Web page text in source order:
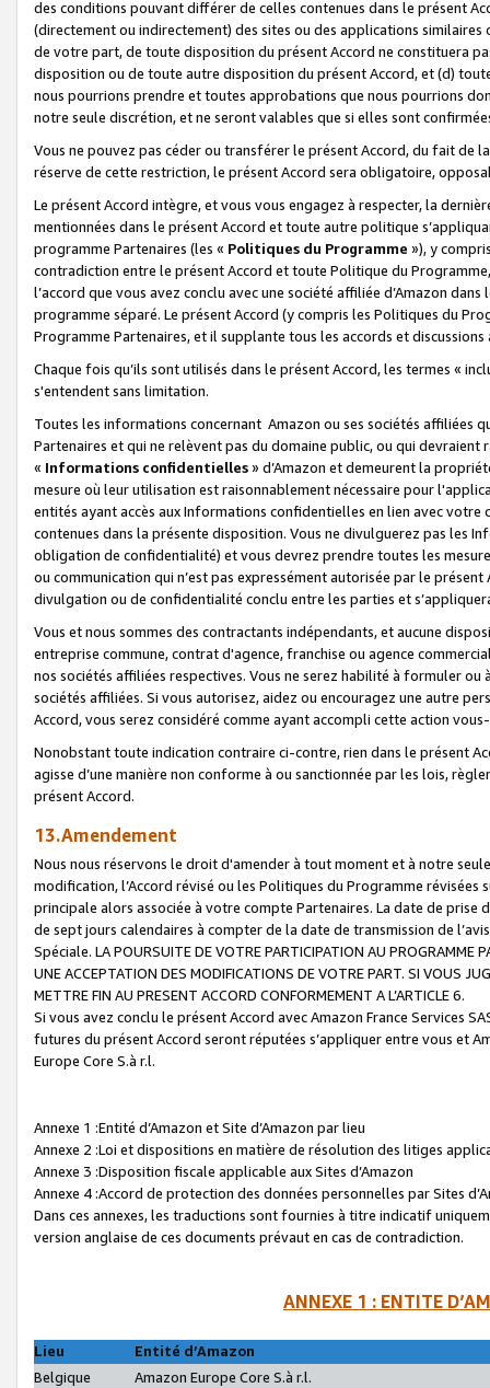
des conditions pouvant différer de celles contenues dans le présent
(directement ou indirectement) des sites ou des applications
de votre part, de toute disposition du présent Accord ne constituera
disposition ou de toute autre disposition du présent Accord, et (d)
nous pourrions prendre et toutes approbations que nous pourrions
notre seule discrétion, et ne seront valables que si elles sont
Vous ne pouvez pas céder ou transférer le présent Accord, du fait de
réserve de cette restriction, le présent Accord sera obligatoire,
Le présent Accord intègre, et vous vous engagez à respecter, la
mentionnées dans le présent Accord et toute autre politique
programme Partenaires (les « Politiques du Programme »), y
contradiction entre le présent Accord et toute Politique du
l’accord que vous avez conclu avec une société affiliée d’Amazon
programme séparé. Le présent Accord (y compris les Politiques du
Programme Partenaires, et il supplante tous les accords et discussions
Chaque fois qu’ils sont utilisés dans le présent Accord, les termes «
s'entendent sans limitation.
Toutes les informations concernant Amazon ou ses sociétés affiliées
Partenaires et qui ne relèvent pas du domaine public, ou qui
« Informations confidentielles» d’Amazon et demeurent la
mesure où leur utilisation est raisonnablement nécessaire pour
entités ayant accès aux Informations confidentielles en lien avec
contenues dans la présente disposition. Vous ne divulguerez pas les
obligation de confidentialité) et vous devrez prendre toutes les
ou communication qui n’est pas expressément autorisée par le
divulgation ou de confidentialité conclu entre les parties et
Vous et nous sommes des contractants indépendants, et aucune
entreprise commune, contrat d'agence, franchise ou agence
nos sociétés affiliées respectives. Vous ne serez habilité à formuler
sociétés affiliées. Si vous autorisez, aidez ou encouragez une autre
Accord, vous serez considéré comme ayant accompli cette action
Nonobstant toute indication contraire ci-contre, rien dans le présent
agisse d’une manière non conforme à ou sanctionnée par les lois,
présent Accord.
13.Amendement
Nous nous réservons le droit d'amender à tout moment et à notre
modification, l’Accord révisé ou les Politiques du Programme
principale alors associée à votre compte Partenaires. La date de
de sept jours calendaires à compter de la date de transmission de
Spéciale. LA POURSUITE DE VOTRE PARTICIPATION AU PROGRAMME
UNE ACCEPTATION DES MODIFICATIONS DE VOTRE PART. SI VOUS
METTRE FIN AU PRESENT ACCORD CONFORMEMENT A L’ARTICLE 6.
Si vous avez conclu le présent Accord avec Amazon France Services
futures du présent Accord seront réputées s’appliquer entre vous et
Europe Core S.à r.l.
Annexe 1 :Entité d’Amazon et Site d’Amazon par lieu
Annexe 2 :Loi et dispositions en matière de résolution des litiges
Annexe 3 :Disposition fiscale applicable aux Sites d’Amazon
Annexe 4 :Accord de protection des données personnelles par Sites
Dans ces annexes, les traductions sont fournies à titre indicatif
version anglaise de ces documents prévaut en cas de contradiction.
ANNEXE 1 : ENTITE
Lieu
Entité d’Amazon
Belgique
Amazon Europe Core S.à r.l.